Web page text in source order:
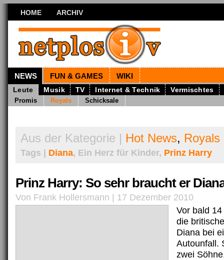
HOME ARCHIV
NEWS FUN & GAMES WIKI
Leute Musik TV Internet & Technik Vermischtes
Promis Royals Schicksale
Aus der Kategorie | Hot News, Royals
Tags | Diana, Ein Herz für Kinder, Prinz Harry
Prinz Harry: So sehr braucht er
Von Frank Hollersmann | 17 Dezember 2010
Vor bald
die
Diana bei
Autounfall.
zwei